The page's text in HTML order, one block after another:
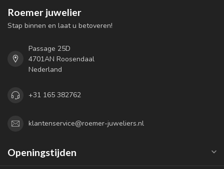
Roemer juwelier
Stap binnen en laat u betoveren!
Passage 25D
4701AN Roosendaal
Nederland
+31 165 382762
klantenservice@roemer-juweliers.nl
Openingstijden